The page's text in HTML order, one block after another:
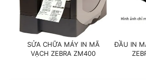
SỬA CHỮA MÁY IN MÃ
VẠCH ZEBRA ZM400
ĐẦU IN